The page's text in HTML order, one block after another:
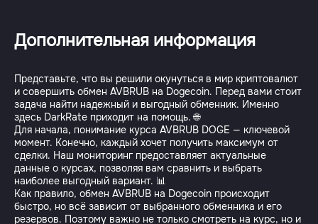
Дополнительная информация
Представьте, что вы решили окунуться в мир криптовалют
и совершить обмен AVBRUB на Dogecoin. Перед вами стоит
задача найти надежный и выгодный обменник. Именно
здесь DarkRate приходит на помощь. 🌐
Для начала, понимание курса AVBRUB DOGE — ключевой
момент. Конечно, каждый хочет получить максимум от
сделки. Наш мониторинг предоставляет актуальные
данные о курсах, позволяя вам сравнить и выбрать
наиболее выгодный вариант. 📊
Как правило, обмен AVBRUB на Dogecoin происходит
быстро, но всё зависит от выбранного обменника и его
резервов. Поэтому важно не только смотреть на курс, но и